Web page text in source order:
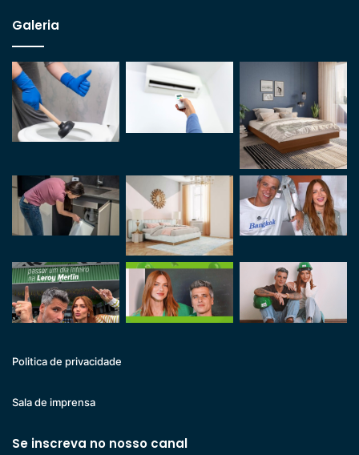
Galeria
Politica de privacidade
Sala de imprensa
Se inscreva no nosso canal